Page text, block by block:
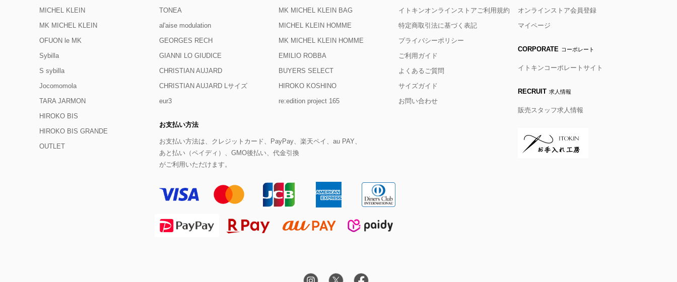
MICHEL KLEIN
MK MICHEL KLEIN
OFUON le MK
Sybilla
S sybilla
Jocomomola
TARA JARMON
TONEA
al'aise modulation
GEORGES RECH
GIANNI LO GIUDICE
CHRISTIAN AUJARD
CHRISTIAN AUJARD Lサイズ
eur3
MK MICHEL KLEIN BAG
MICHEL KLEIN HOMME
MK MICHEL KLEIN HOMME
EMILIO ROBBA
BUYERS SELECT
HIROKO KOSHINO
re:edition project 165
HIROKO BIS
HIROKO BIS GRANDE
OUTLET
お支払い方法
お支払い方法は、クレジットカード、PayPay、楽天ペイ、au PAY、
あと払い（ペイディ）、GMO後払い、代金引換
がご利用いただけます。
イトキンオンラインストアご利用規約
特定商取引法に基づく表記
プライバシーポリシー
ご利用ガイド
よくあるご質問
サイズガイド
お問い合わせ
オンラインストア会員登録
マイページ
CORPORATE コーポレート
イトキンコーポレートサイト
RECRUIT 求人情報
販売スタッフ求人情報